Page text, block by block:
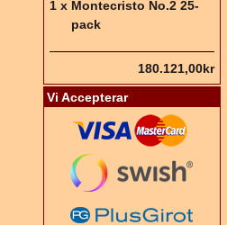
1 x Montecristo No.2 25-
pack
180.121,00kr
Vi Accepterar